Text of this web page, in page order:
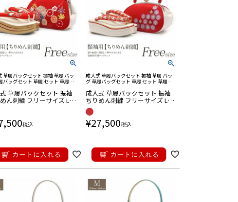
草履バックセット 振袖 草履 バッ
バッグセット 草履 セット 草履バ
セット バック草履 成人式草履バ
草履バックセット 振袖
ん刺繍 フリーサイズ Lサ
白 クラッチ がま口
税込
成人式 草履バックセット 振袖 草履 バッ
グ 草履バッグセット 草履 セット 草履バ
バック セット バック草履 成人式草履バ
ック
成人式 草履バックセット 振袖
ちりめん刺繍 フリーサイズ Lサ
イズ 赤 白 がま口 レトロ
¥27,500税込